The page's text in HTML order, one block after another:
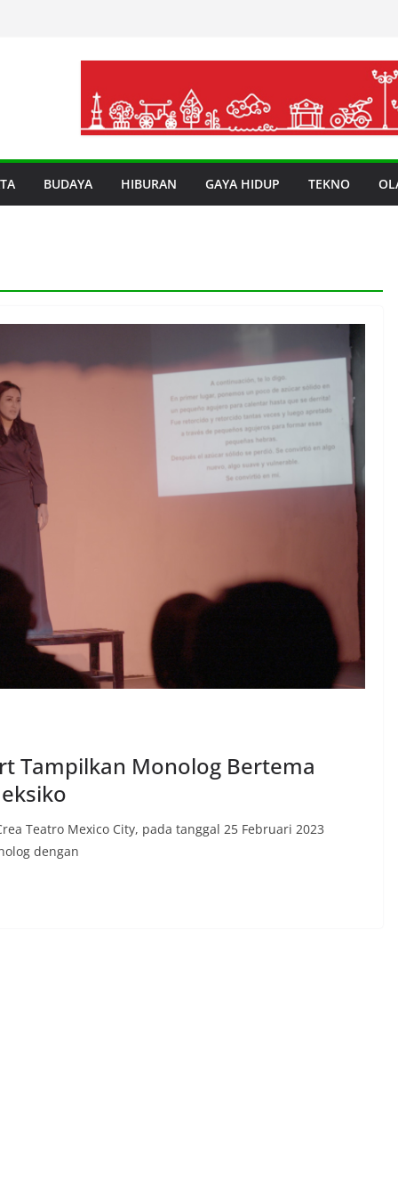
BUDAYA HIBURAN GAYA HIDUP TEKNO
Tampilkan Monolog Bertema
Teatro Mexico City, pada tanggal 25 Februari 2023
dengan